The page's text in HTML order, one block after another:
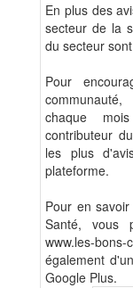
En plus des
secteur de la
du secteur
Pour
chaque
contributeur
les plus
plateforme.
Pour en
Santé, vous
www.les-
également
Google Plus.